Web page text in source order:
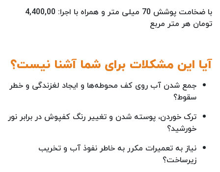
با ضخامت پوشش 70 میلی متر و همراه با اجرا: 4,400,00
تومان هر متر مربع
آیا این مشکلات برای شما آشنا نیست؟
جمع شدن آب روی کف محوطه‌ها و ایجاد لغزندگی و خطر
سقوط؟
ترک خوردن، پوسته شدن و تغییر رنگ کفپوش در برابر نور
خورشید؟
نیاز به تعمیرات مکرر به خاطر نفوذ آب و تخریب
زیرساخت؟